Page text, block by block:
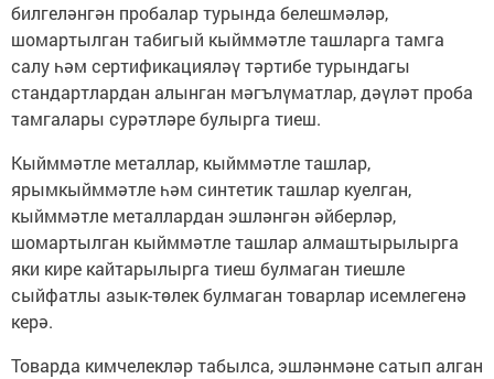
билгеләнгән пробалар турында белешмәләр,
шомартылган табигый кыйммәтле ташларга тамга
салу һәм сертификацияләү тәртибе турындагы
стандартлардан алынган мәгълүматлар, дәүләт проба
тамгалары сурәтләре булырга тиеш.
Кыйммәтле металлар, кыйммәтле ташлар,
ярымкыйммәтле һәм синтетик ташлар куелган,
кыйммәтле металлардан эшләнгән әйберләр,
шомартылган кыйммәтле ташлар алмаштырылырга
яки кире кайтарылырга тиеш булмаган тиешле
сыйфатлы азык-төлек булмаган товарлар исемлегенә
керә.
Товарда кимчелекләр табылса, эшләнмәне сатып алган